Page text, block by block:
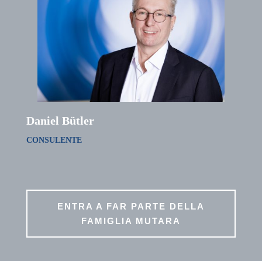
Daniel Bütler
CONSULENTE
ENTRA A FAR PARTE DELLA
FAMIGLIA MUTARA